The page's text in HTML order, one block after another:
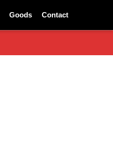
Goods Contact